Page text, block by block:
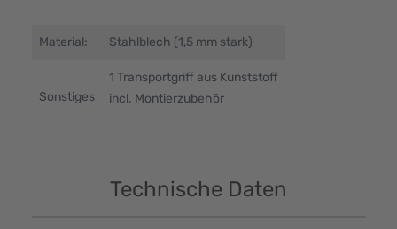
Material: Stahlblech (1,5 mm stark)
Sonstiges
1 Transportgriff aus Kunststoff
incl. Montierzubehör
Technische Daten